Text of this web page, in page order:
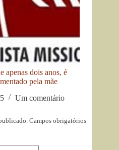
apenas dois anos, é
pela mãe
Um comentário
Campos obrigatórios